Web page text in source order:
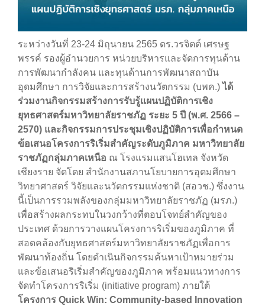
ระหว่างวันที่ 23-24 มิถุนายน 2565 ดร.วรจิตต์ เศรษฐ
พรรค์ รองผู้อำนวยการ หน่วยบริหารและจัดการทุนด้าน
การพัฒนากำลังคน และทุนด้านการพัฒนาสถาบัน
อุดมศึกษา การวิจัยและการสร้างนวัตกรรม (บพค.)ได้
ร่วมงานกิจกรรมสร้างการรับรู้แผนปฏิบัติการเชิง
ยุทธศาสตร์มหาวิทยาลัยราชภัฏ ระยะ 5 ปี (พ.ศ. 2566 –
2570) และกิจกรรมการประชุมเชิงปฏิบัติการเพื่อกำหนด
ข้อเสนอโครงการริเริ่มสำคัญระดับภูมิภาค มหาวิทยาลัย
ราชภัฏกลุ่มภาคเหนือ ณ โรงแรมแสนโฮเทล จังหวัด
เชียงราย จัดโดย สำนักงานสภานโยบายการอุดมศึกษา
วิทยาศาสตร์ วิจัยและนวัตกรรมแห่งชาติ (สอวช.) ซึ่งงาน
นี้เป็นการรวมพลังของกลุ่มมหาวิทยาลัยราชภัฏ (มรภ.)
เพื่อสร้างผลกระทบในวงกว้างที่ตอบโจทย์สำคัญของ
ประเทศ ด้วยการวางแผนโครงการริเริ่มของภูมิภาค ที่
สอดคล้องกับยุทธศาสตร์มหาวิทยาลัยราชภัฏเพื่อการ
พัฒนาท้องถิ่น โดยดำเนินกิจกรรมค้นหาเป้าหมายร่วม
และข้อเสนอริเริ่มสำคัญของภูมิภาค พร้อมแนวทางการ
จัดทำโครงการริเริ่ม (initiative program) ภายใต้
โครงการ Quick Win: Community-based Innovation